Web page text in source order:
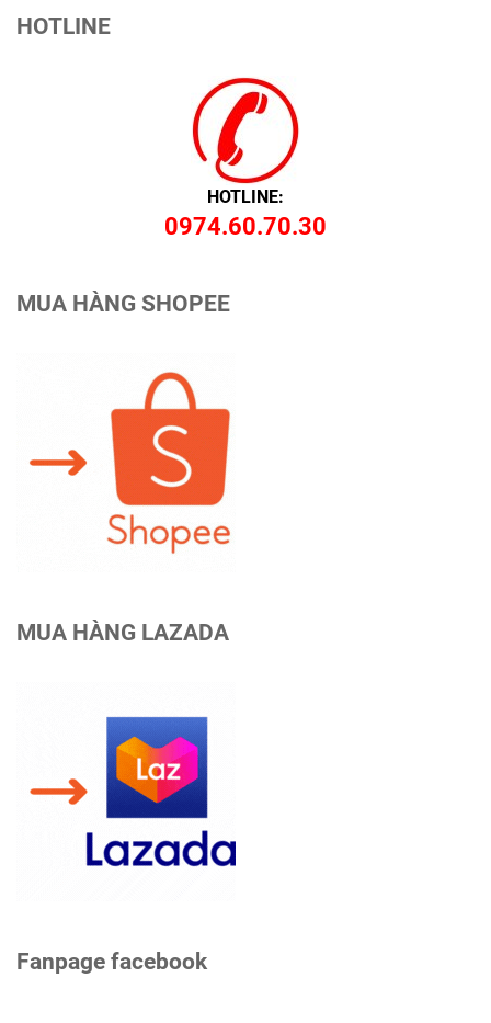
HOTLINE
HOTLINE:
0974.60.70.30
MUA HÀNG SHOPEE
MUA HÀNG LAZADA
Fanpage facebook